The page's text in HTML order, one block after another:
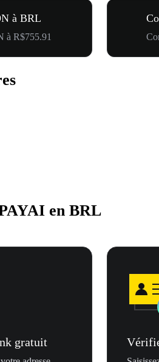
à BRL
à R$755.91
en BRL
gratuit